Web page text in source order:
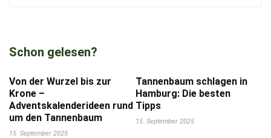
Schon gelesen?
Von der Wurzel bis zur
Krone –
Adventskalenderideen rund
um den Tannenbaum
15. September 2025
Tannenbaum schlagen in
Hamburg: Die besten
Tipps
15. September 2025